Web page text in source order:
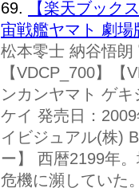
69.
【楽天ブック
宙戦艦ヤマト 劇場
松本零士 納谷悟朗
【VDCP_700】
ンカンヤマト ゲ
ケイ 発売日：
イビジュアル(株)
ー】 西暦2199年
危機に瀕していた